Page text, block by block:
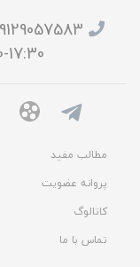
17:30-9:30 پنجشنبه 13:00-9:30
مطالب مفید
پروانه عضویت
کاتالوگ
تماس با ما